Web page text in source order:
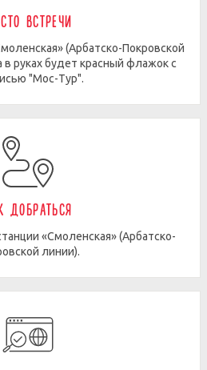
встречи
(Арбатско-Покровской
в руках будет красный флажок с
"Мос-Тур".
добраться
«Смоленская» (Арбатско-
линии).